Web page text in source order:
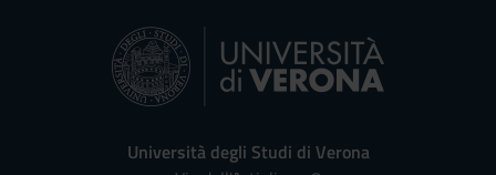
Università degli Studi di Verona